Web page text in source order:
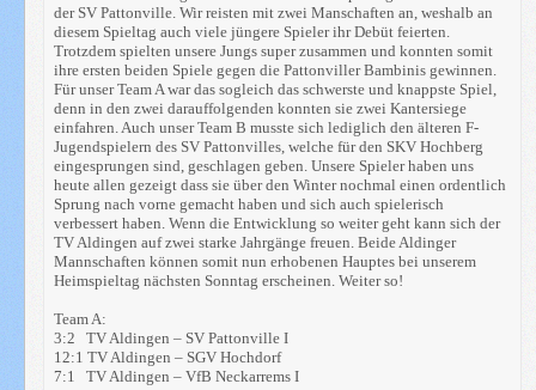
der SV Pattonville. Wir reisten mit zwei Manschaften an, weshalb an
diesem Spieltag auch viele jüngere Spieler ihr Debüt feierten.
Trotzdem spielten unsere Jungs super zusammen und konnten somit
ihre ersten beiden Spiele gegen die Pattonviller Bambinis gewinnen.
Für unser Team A war das sogleich das schwerste und knappste Spiel,
denn in den zwei darauffolgenden konnten sie zwei Kantersiege
einfahren. Auch unser Team B musste sich lediglich den älteren F-
Jugendspielern des SV Pattonvilles, welche für den SKV Hochberg
eingesprungen sind, geschlagen geben. Unsere Spieler haben uns
heute allen gezeigt dass sie über den Winter nochmal einen ordentlich
Sprung nach vorne gemacht haben und sich auch spielerisch
verbessert haben. Wenn die Entwicklung so weiter geht kann sich der
TV Aldingen auf zwei starke Jahrgänge freuen. Beide Aldinger
Mannschaften können somit nun erhobenen Hauptes bei unserem
Heimspieltag nächsten Sonntag erscheinen. Weiter so!
Team A:
3:2 TV Aldingen – SV Pattonville I
12:1 TV Aldingen – SGV Hochdorf
7:1 TV Aldingen – VfB Neckarrems I